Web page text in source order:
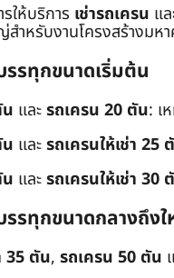
ให้บริการ เช่ารถเครน แ
ำหรับงานโครงสร้างมห
รทุกขนาดเริ่มต้น
และรถเครน 20 ตัน: เ
และรถเครนให้เช่า 25
และรถเครนให้เช่า 30
รรทุกขนาดกลางถึง
35 ตัน, รถเครน 50 ตัน